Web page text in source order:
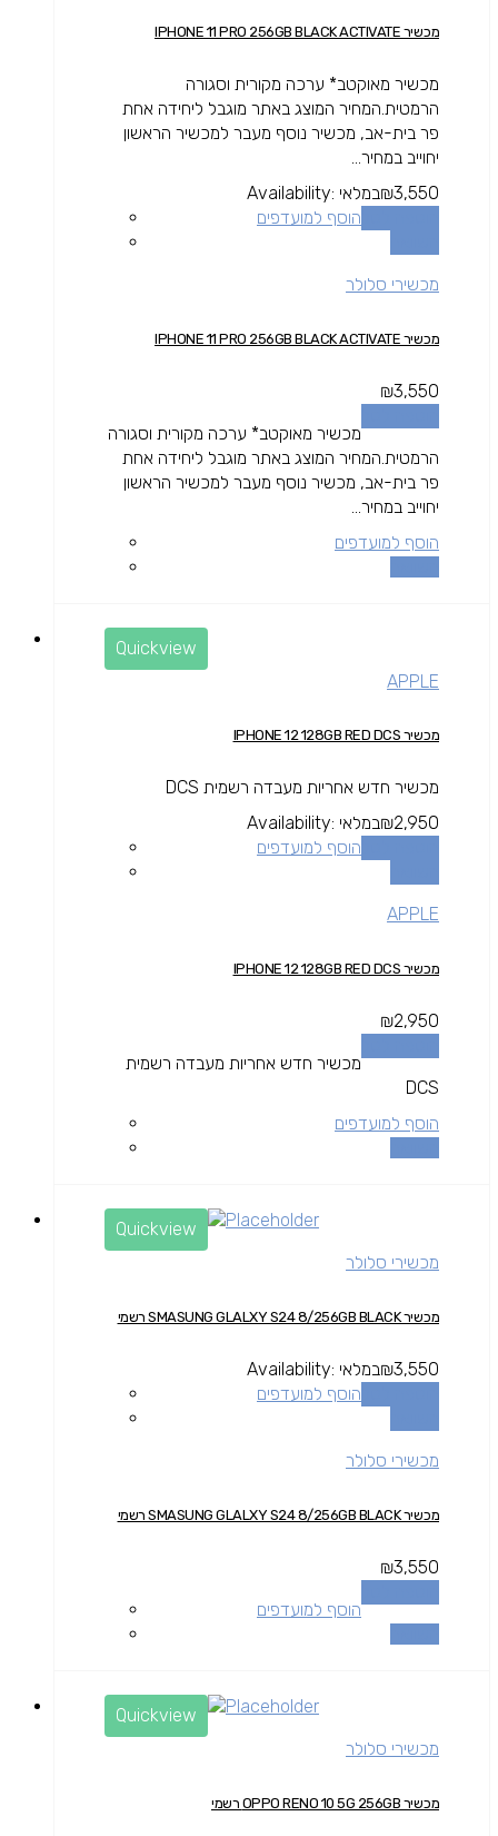
מכשיר IPHONE 11 PRO 256GB BLACK ACTIVATE
מכשיר מאוקטב* ערכה מקורית וסגורה
הרמטית.המחיר המוצג באתר מוגבל ליחידה אחת
פר בית-אב, מכשיר נוסף מעבר למכשיר הראשון
יחוייב במחיר...
₪3,550
Availability: במלאי
הוסף למועדפים
מכשירי סלולר
מכשיר IPHONE 11 PRO 256GB BLACK ACTIVATE
₪3,550
מכשיר מאוקטב* ערכה מקורית וסגורה
הרמטית.המחיר המוצג באתר מוגבל ליחידה אחת
פר בית-אב, מכשיר נוסף מעבר למכשיר הראשון
יחוייב במחיר...
הוסף למועדפים
Quickview
APPLE
מכשיר IPHONE 12 128GB RED DCS
מכשיר חדש אחריות מעבדה רשמית DCS
₪2,950
Availability: במלאי
הוסף למועדפים
APPLE
מכשיר IPHONE 12 128GB RED DCS
₪2,950
מכשיר חדש אחריות מעבדה רשמית
DCS
הוסף למועדפים
Quickview
מכשירי סלולר
מכשיר SMASUNG GLALXY S24 8/256GB BLACK רשמי
₪3,550
Availability: במלאי
הוסף למועדפים
מכשירי סלולר
מכשיר SMASUNG GLALXY S24 8/256GB BLACK רשמי
₪3,550
הוסף למועדפים
Quickview
מכשירי סלולר
מכשיר OPPO RENO 10 5G 256GB רשמי